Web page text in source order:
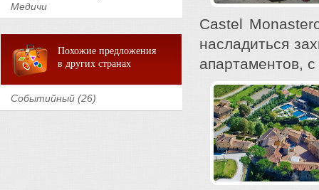
Медичи
Похожие предложения
в других странах
Событийный (26)
Castel
насладиться
апартаментов,